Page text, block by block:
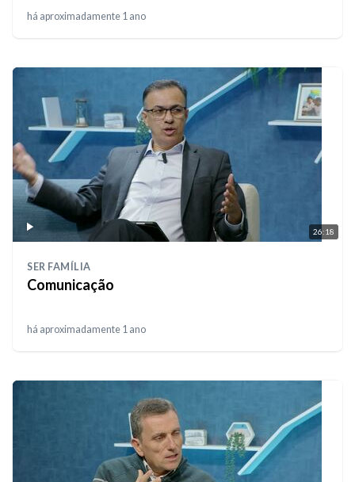
há aproximadamente 1 ano
26:18
SER FAMÍLIA
Comunicação
há aproximadamente 1 ano